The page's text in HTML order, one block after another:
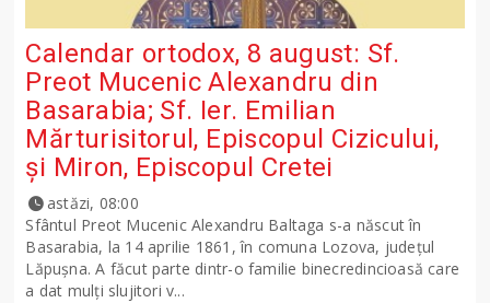
Calendar ortodox, 8 august: Sf.
Preot Mucenic Alexandru din
Basarabia; Sf. Ier. Emilian
Mărturisitorul, Episcopul Cizicului,
şi Miron, Episcopul Cretei
astăzi, 08:00
Sfântul Preot Mucenic Alexandru Baltaga s-a născut în
Basarabia, la 14 aprilie 1861, în comuna Lozova, județul
Lăpușna. A făcut parte dintr-o familie binecredincioasă care
a dat mulți slujitori v...